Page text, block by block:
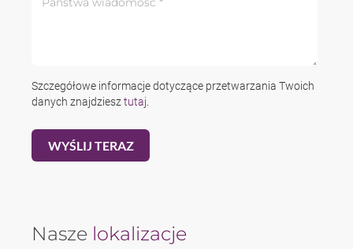
Szczegółowe informacje dotyczące przetwarzania Twoich
danych znajdziesz tutaj
Nasze lokalizacje